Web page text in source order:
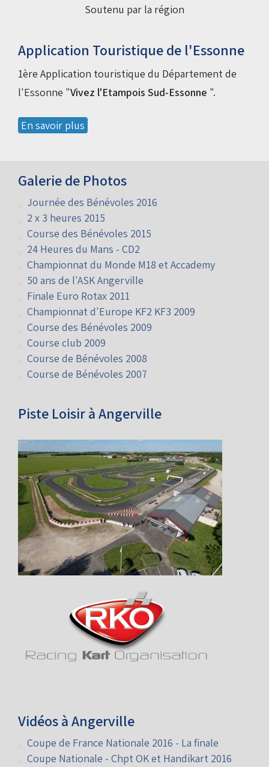
Soutenu par la région
Application Touristique de l'Essonne
1ère Application touristique du Département de
l'Essonne "Vivez l'Etampois Sud-Essonne ".
En savoir plus
Galerie de Photos
Journée des Bénévoles 2016
2 x 3 heures 2015
Course des Bénévoles 2015
24 Heures du Mans - CD2
Championnat du Monde M18 et Accademy
50 ans de l'ASK Angerville
Finale Euro Rotax 2011
Championnat d'Europe KF2 KF3 2009
Course des Bénévoles 2009
Course club 2009
Course de Bénévoles 2008
Course de Bénévoles 2007
Piste Loisir à Angerville
Vidéos à Angerville
Coupe de France Nationale 2016 - La finale
Coupe Nationale - Chpt OK et Handikart 2016